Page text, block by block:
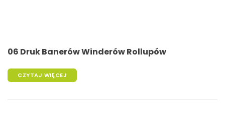
06 Druk Banerów Winderów Rollupów
CZYTAJ WIĘCEJ